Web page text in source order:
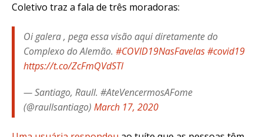
Coletivo traz a fala de três moradoras:
Oi galera , pega essa visão aqui diretamente do
Complexo do Alemão. #COVID19NasFavelas#covid19
https://t.co/ZcFmQVdSTl
— Santiago, Raull. #AteVencermosAFome
(@raullsantiago) March 17, 2020